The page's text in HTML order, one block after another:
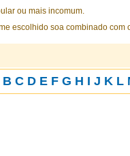
ou mais incomum.
escolhido soa combinado com
B C D E F G H I J K L